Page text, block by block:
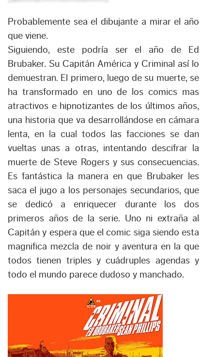
Probablemente sea el dibujante a mirar el año
que viene.
Siguiendo, este podría ser el año de Ed
Brubaker. Su Capitán América y Criminal así lo
demuestran. El primero, luego de su muerte, se
ha transformado en uno de los comics mas
atractivos e hipnotizantes de los últimos años,
una historia que va desarrollándose en cámara
lenta, en la cual todos las facciones se dan
vueltas unas a otras, intentando descifrar la
muerte de Steve Rogers y sus consecuencias.
Es fantástica la manera en que Brubaker les
saca el jugo a los personajes secundarios, que
se dedicó a enriquecer durante los dos
primeros años de la serie. Uno ni extraña al
Capitán y espera que el comic siga siendo esta
magnifica mezcla de noir y aventura en la que
todos tienen triples y cuádruples agendas y
todo el mundo parece dudoso y manchado.